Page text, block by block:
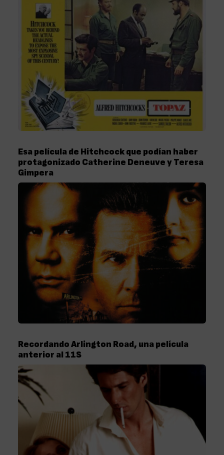
Esa película de Hitchcock que podían haber
protagonizado Catherine Deneuve y Teresa
Gimpera
Recordando Arlington Road, una película
anterior al 11S